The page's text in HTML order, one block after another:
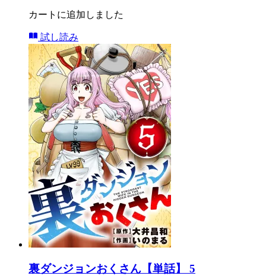
カートに追加しました
試し読み
裏ダンジョンおくさん【単話】 5